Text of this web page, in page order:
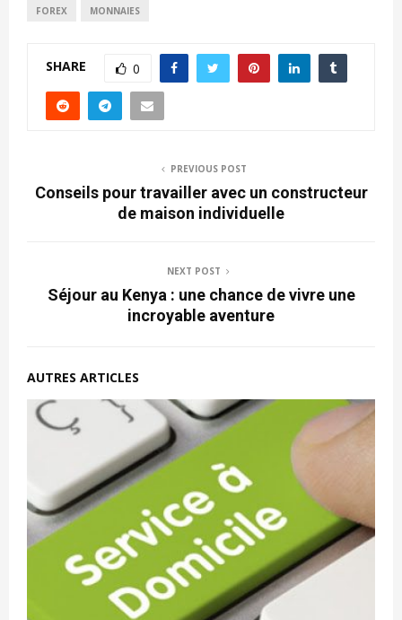
FOREX MONNAIES
SHARE 0
PREVIOUS POST
Conseils pour travailler avec un constructeur
de maison individuelle
NEXT POST
Séjour au Kenya : une chance de vivre une
incroyable aventure
AUTRES ARTICLES